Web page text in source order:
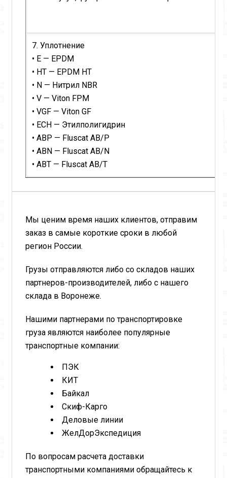
7. Уплотнение
• E — EPDM
• HT — EPDM HT
• N — Нитрил NBR
• V — Viton FPM
• VGF — Viton GF
• ECH — Этилполигидрин
• ABP — Fluscat AB/P
• ABN — Fluscat AB/N
• ABT — Fluscat AB/T
Мы ценим время наших клиентов, отправим
заказ в самые короткие сроки в любой
регион России.
Грузы отправляются либо со складов наших
партнеров-производителей, либо с нашего
склада в Воронеже.
Нашими партнерами по транспортировке
груза являются наиболее популярные
транспортные компании:
ПЭК
КИТ
Байкал
Скиф-Карго
Деловые линии
ЖелДорЭкспедиция
По вопросам расчета доставки
транспортными компаниями обращайтесь к